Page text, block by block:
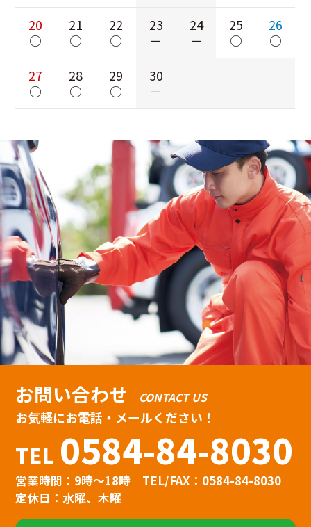
20
○
21
○
22
○
23
－
24
－
25
○
26
○
27
○
28
○
29
○
30
－
お問い合わせ CONTACT US
お気軽にお電話・メールください！
TEL 0584-84-8030
営業時間：9時〜18時
TEL/FAX：0584-84-8030
定休日：水曜、木曜